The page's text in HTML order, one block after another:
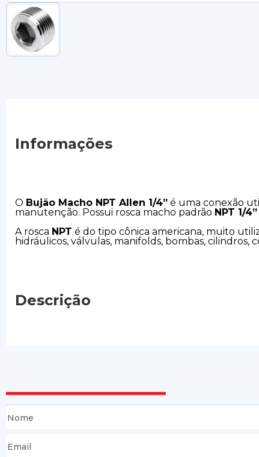
Informações
O Bujão Macho NPT Allen 1/4” é uma conexão
manutenção. Possui rosca macho padrão NPT 1/4”
A rosca NPT é do tipo cônica americana, muito
hidráulicos, válvulas, manifolds, bombas,
Descrição